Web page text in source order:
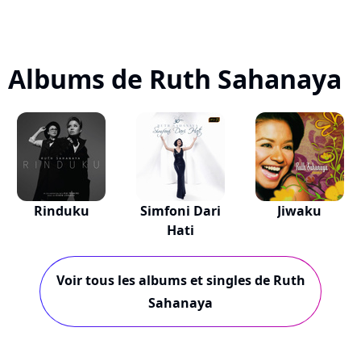
Albums de Ruth Sahanaya
Rinduku
Simfoni Dari
Hati
Jiwaku
Voir tous les albums et singles de Ruth
Sahanaya